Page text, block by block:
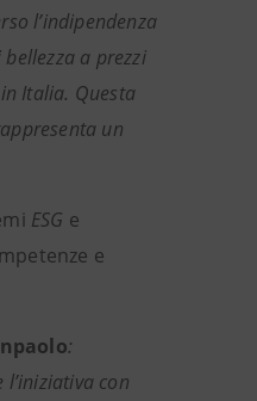
l’indipendenza
a prezzi
Italia. Questa
un
ESG e
e
:
con